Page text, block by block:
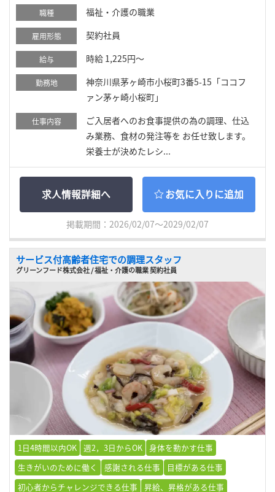
職種 福祉・介護の職業
雇用形態 契約社員
給与 時給 1,225円～
勤務地
神奈川県茅ヶ崎市小桜町3番5-15「ココフ
ァン茅ヶ崎小桜町」
仕事内容
ご入居者へのお食事提供の為の調理、仕込
み業務、食材の発注等を お任せ致します。
栄養士が決めたレシ...
求人情報詳細へ お気に入りに追加
掲載期間：2026/02/07～2029/02/07
サービス付高齢者住宅での調理スタッフ
グリーンフード株式会社 / 福祉・介護の職業 契約社員
1日4時間以内OK 週2，3日からOK 身体を動かす仕事
生きがいのために働く
感謝される仕事
目標がある仕事
初心者からチャレンジできる仕事
昇給、昇格がある仕事